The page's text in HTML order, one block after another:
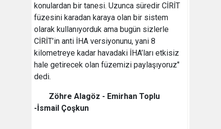
konulardan bir tanesi. Uzunca süredir CİRİT
füzesini karadan karaya olan bir sistem
olarak kullanıyorduk ama bugün sizlerle
CİRİT’in anti İHA versiyonunu, yani 8
kilometreye kadar havadaki İHA’ları etkisiz
hale getirecek olan füzemizi paylaşıyoruz"
dedi.
Zöhre Alagöz - Emirhan Toplu
-İsmail Çoşkun